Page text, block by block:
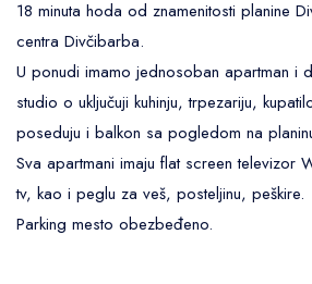
18 minuta hoda od znamenitosti planine
centra Divčibarba.
U ponudi imamo jednosoban apartman i
studio o uključuji kuhinju, trpezariju,
poseduju i balkon sa pogledom na
Sva apartmani imaju flat screen televizor
tv, kao i peglu za veš, posteljinu, peškire.
Parking mesto obezbeđeno.